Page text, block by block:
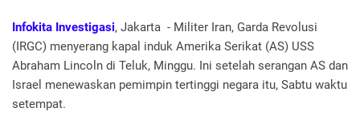
Infokita Investigasi, Jakarta - Militer Iran, Garda Revolusi
(IRGC) menyerang kapal induk Amerika Serikat (AS) USS
Abraham Lincoln di Teluk, Minggu. Ini setelah serangan AS dan
Israel menewaskan pemimpin tertinggi negara itu, Sabtu waktu
setempat.